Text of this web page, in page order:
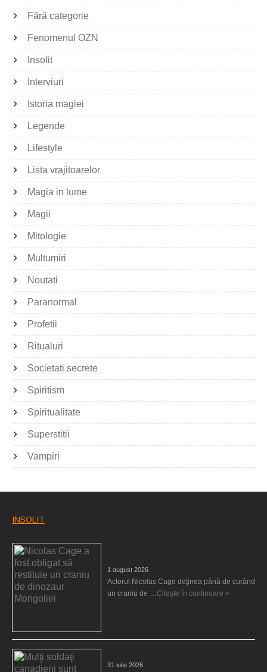
Fără categorie
Fenomenul OZN
Insolit
Interviuri
Istoria magiei
Legende
Lifestyle
Lista vrajitoarelor
Magia in lume
Magii
Mitologie
Multumiri
Noutati
Paranormal
Profetii
Ritualuri
Societati secrete
Spiritism
Spiritualitate
Superstitii
Vampiri
INSOLIT
1 august 2026
Actorul Nicolas Cage deţinea până de curând
un craniu de …Citește în continuare »
31 iulie 2026